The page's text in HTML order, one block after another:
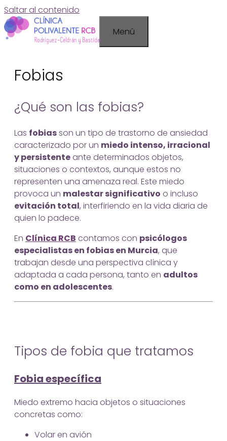
Saltar al contenido
Menú
Fobias
¿Qué son las fobias?
Las fobiasson un tipo de trastorno de ansiedad
caracterizado por un miedo intenso, irracional
y persistenteante determinados objetos,
situaciones o contextos, aunque estos no
representen una amenaza real. Este miedo
provoca un malestar significativo o incluso
evitación total, interfiriendo en la vida diaria de
quien lo padece.
En Clínica RCB contamos con psicólogos
especialistas en fobias en Murcia, que
trabajan desde una perspectiva clínica y
adaptada a cada persona, tanto en adultos
como en adolescentes.
Tipos de fobia que tratamos
Fobia específica
Miedo extremo hacia objetos o situaciones
concretas como:
Volar en avión